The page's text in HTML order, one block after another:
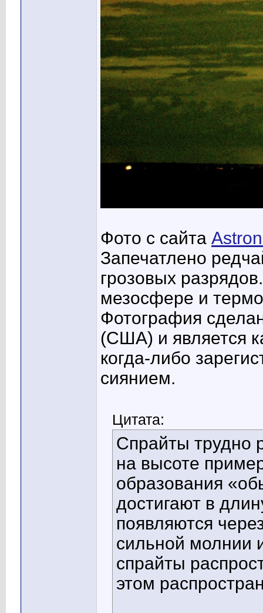
Фото с сайта
Запечатлено
грозовых
мезосфере и
Фотография
(США) и является
когда-либо
сиянием.
Цитата:
Спрайты трудно
на высоте
образования
достигают в
появляются
сильной молнии
спрайты
этом